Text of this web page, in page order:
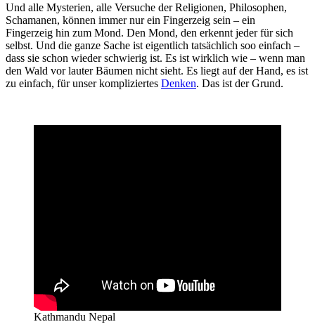
Und alle Mysterien, alle Versuche der Religionen, Philosophen,
Schamanen, können immer nur ein Fingerzeig sein – ein
Fingerzeig hin zum Mond. Den Mond, den erkennt jeder für sich
selbst. Und die ganze Sache ist eigentlich tatsächlich soo einfach –
dass sie schon wieder schwierig ist. Es ist wirklich wie – wenn man
den Wald vor lauter Bäumen nicht sieht. Es liegt auf der Hand, es ist
zu einfach, für unser kompliziertes Denken. Das ist der Grund.
Kathmandu Nepal